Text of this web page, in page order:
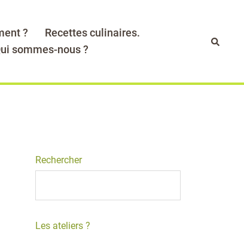
?
Recettes culinaires.
sommes-nous ?
Rechercher
Les ateliers ?